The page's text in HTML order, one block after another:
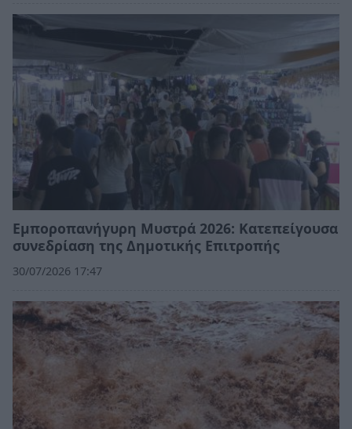
Εμποροπανήγυρη Μυστρά 2026: Κατεπείγουσα
συνεδρίαση της Δημοτικής Επιτροπής
30/07/2026 17:47